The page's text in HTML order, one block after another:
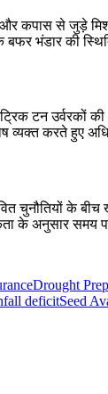
से जुड़े
भंडार की
टन उर्वरकों
व्यक्त करते हुए
चुनौतियों के
के अनुसार समय
Drought
deficitSeed